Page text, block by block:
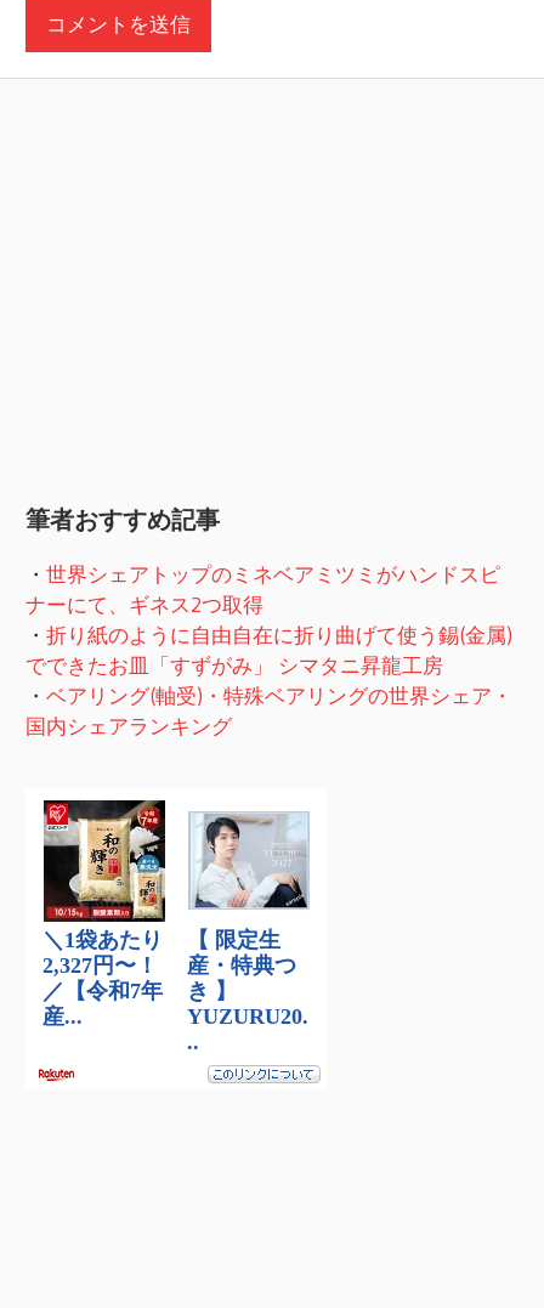
筆者おすすめ記事
・世界シェアトップのミネベアミツミがハンドスピ
ナーにて、ギネス2つ取得
・折り紙のように自由自在に折り曲げて使う錫(金属)
でできたお皿「すずがみ」 シマタニ昇龍工房
・ベアリング(軸受)・特殊ベアリングの世界シェア・
国内シェアランキング